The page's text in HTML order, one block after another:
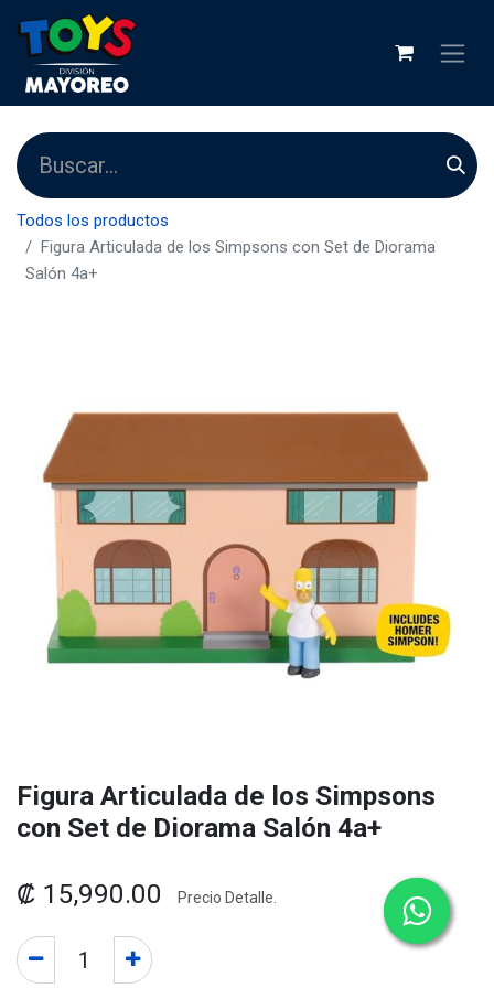
Todos los productos
Figura Articulada de los Simpsons con Set de Diorama
Salón 4a+
Figura Articulada de los Simpsons
con Set de Diorama Salón 4a+
₡ 15,990.00 Precio Detalle.